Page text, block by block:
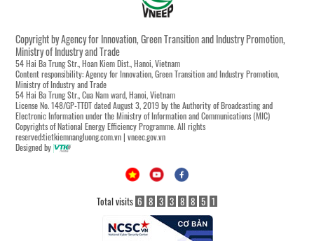
Copyright by Agency for Innovation, Green Transition and Industry Promotion,
Ministry of Industry and Trade
54 Hai Ba Trung Str., Hoan Kiem Dist., Hanoi, Vietnam
Content responsibility: Agency for Innovation, Green Transition and Industry Promotion,
Ministry of Industry and Trade
54 Hai Ba Trung Str., Cua Nam ward, Hanoi, Vietnam
License No. 148/GP-TTĐT dated August 3, 2019 by the Authority of Broadcasting and
Electronic Information under the Ministry of Information and Communications (MIC)
Copyrights of National Energy Efficiency Programme. All rights
reserved:tietkiemnangluong.com.vn | vneec.gov.vn
Designed by
Total visits 6 8 3 3 8 8 5 1